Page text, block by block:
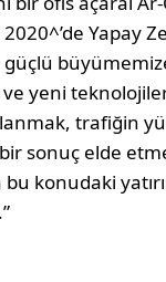
Yapay
güçlü
ve yeni
trafiğin
sonuç elde
konudaki